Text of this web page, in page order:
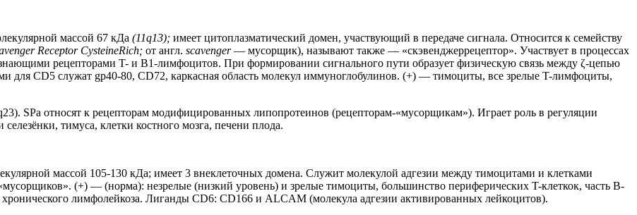
массой 67 кДа (11q13); имеет цитоплазматический домен, участвующий в передаче сигнала. Относится к семейству
Receptor CysteineRich; от англ. scavenger— мусорщик), называют также — «скэвенджеррецептор». Участвует в процессах
рецепторами T- и В1-лимфоцитов. При формировании сигнального пути образует физическую связь между ζ-цепью
для CD5 служат gp40-80, CD72, каркасная область молекул иммуноглобулинов. (+) — тимоциты, все зрелые T-лимфоциты,
SPa относят к рецепторам модифицированных липопротеинов (рецепторам-«мусорщикам»). Играет роль в регуляции
тимуса, клетки костного мозга, печени плода.
массой 105-130 кДа; имеет 3 внеклеточных домена. Служит молекулой адгезии между тимоцитами и клетками
(+) — (норма): незрелые (низкий уровень) и зрелые тимоциты, большинство периферических T-клеткок, часть B-
лимфолейкоза. Лиганды CD6: CD166 и ALCAM (молекула адгезии активированных лейкоцитов).